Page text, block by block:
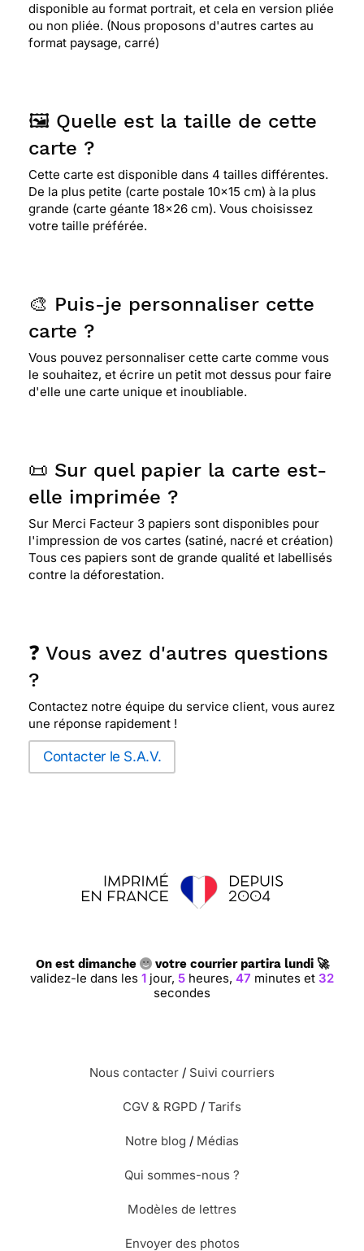
⭐⭐⭐⭐⭐ Le 02/01/2014 : Super pour une bonne
annee
jolies couleurs. apporte la bonne humeur. merci
⭐⭐⭐⭐⭐ Le 29/12/2013 : Une carte que j'ai aimé
pour les couleures
disponible au format portrait, et cela en version pliée
ou non pliée. (Nous proposons d'autres cartes au
format paysage, carré)
🖼️ Quelle est la taille de cette
carte ?
Cette carte est disponible dans 4 tailles différentes.
De la plus petite (carte postale 10x15 cm) à la plus
grande (carte géante 18x26 cm). Vous choisissez
votre taille préférée.
🎨 Puis-je personnaliser cette
carte ?
Vous pouvez personnaliser cette carte comme vous
le souhaitez, et écrire un petit mot dessus pour faire
d'elle une carte unique et inoubliable.
📜 Sur quel papier la carte est-
elle imprimée ?
Sur Merci Facteur 3 papiers sont disponibles pour
l'impression de vos cartes (satiné, nacré et création)
Tous ces papiers sont de grande qualité et labellisés
contre la déforestation.
❓ Vous avez d'autres questions
?
Contactez notre équipe du service client, vous aurez
une réponse rapidement !
Contacter le S.A.V.
On est dimanche votre courrier partira lundi 🚀
validez-le dans les1 jour,5 heures,47 minutes et31
secondes
Nous contacter / Suivi courriers
CGV & RGPD / Tarifs
Notre blog / Médias
Qui sommes-nous ?
Modèles de lettres
Envoyer des photos